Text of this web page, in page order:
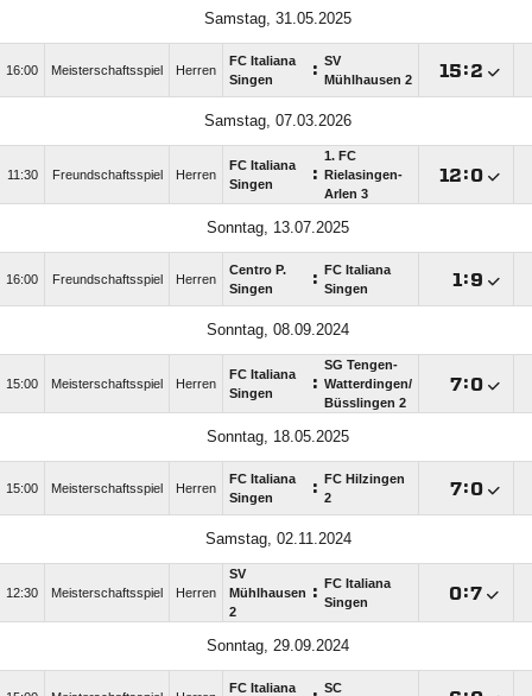
Samstag, 31.05.2025
16:00 Meisterschaftsspiel Herren
FC Italiana
Singen
: SV
Mühlhausen 2
:
Samstag, 07.03.2026
11:30 Freundschaftsspiel Herren
FC Italiana
Singen
:
1. FC
Rielasingen-
Arlen 3
:
Sonntag, 13.07.2025
16:00 Freundschaftsspiel Herren
Centro P.
Singen
:
FC Italiana
Singen
:
Sonntag, 08.09.2024
15:00 Meisterschaftsspiel Herren
FC Italiana
Singen
:
SG Tengen-
Watterdingen/​
Büsslingen 2
:
Sonntag, 18.05.2025
15:00 Meisterschaftsspiel Herren
FC Italiana
Singen
:
FC Hilzingen
2
:
Samstag, 02.11.2024
12:30 Meisterschaftsspiel Herren
SV
Mühlhausen
2
:
FC Italiana
Singen
:
Sonntag, 29.09.2024
FC Italiana
SC